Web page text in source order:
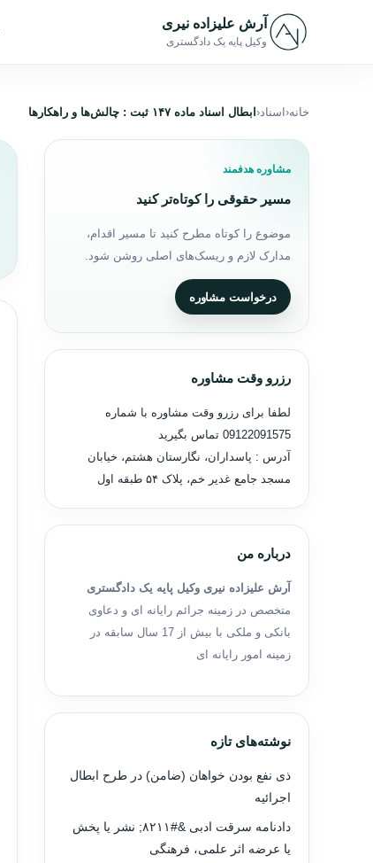
پرش به محتوا
آرش علیزاده نیری
وکیل پایه یک دادگستری
خانه اسناد ابطال اسناد ماده ۱۴۷ ثبت : چالش‌ها و راهکارها
مشاوره هدفمند
مسیر حقوقی را کوتاه‌تر کنید
موضوع را کوتاه مطرح کنید تا مسیر اقدام،
مدارک لازم و ریسک‌های اصلی روشن شود.
درخواست مشاوره
رزرو وقت مشاوره
لطفا برای رزرو وقت مشاوره با شماره
09122091575 تماس بگیرید
آدرس : پاسداران، نگارستان هشتم، خیابان
مسجد جامع غدیر خم، پلاک ۵۴ طبقه اول
درباره من
آرش علیزاده نیری وکیل پایه یک دادگستری
متخصص در زمینه جرائم رایانه ای و دعاوی
بانکی و ملکی با بیش از 17 سال سابقه در
زمینه امور رایانه ای
نوشته‌های تازه
ذی نفع بودن خواهان (ضامن) در طرح ابطال
اجرائیه
دادنامه سرقت ادبی &#۸۲۱۱; نشر یا پخش
یا عرضه اثر علمی، فرهنگی